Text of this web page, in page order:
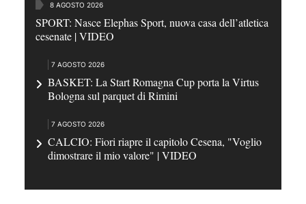
8 AGOSTO 2026
SPORT: Nasce Elephas Sport, nuova casa dell’atletica
cesenate | VIDEO
7 AGOSTO 2026
BASKET: La Start Romagna Cup porta la Virtus
Bologna sul parquet di Rimini
7 AGOSTO 2026
CALCIO: Fiori riapre il capitolo Cesena, "Voglio
dimostrare il mio valore" | VIDEO